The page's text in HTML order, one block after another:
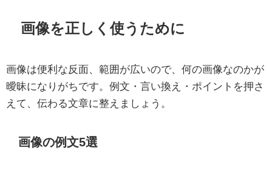
画像を正しく使うために
画像は便利な反面、範囲が広いので、何の画像なのかが
曖昧になりがちです。例文・言い換え・ポイントを押さ
えて、伝わる文章に整えましょう。
画像の例文5選